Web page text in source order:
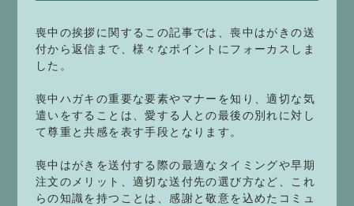
喪中の挨拶に関するこの記事では、喪中はがきの送
付から返信まで、様々なポイントにフォーカスしま
した。
喪中ハガキの重要な要素やマナーを知り、適切な気
遣いをすることは、愛する人との最後の別れに対し
て尊重と共感を表す手段となります。
喪中はがきを送付する際の最適なタイミングや早期
注文のメリット、適切な送付先の選び方など、これ
らの知識を持つことは、感謝と敬意を込めたコミュ